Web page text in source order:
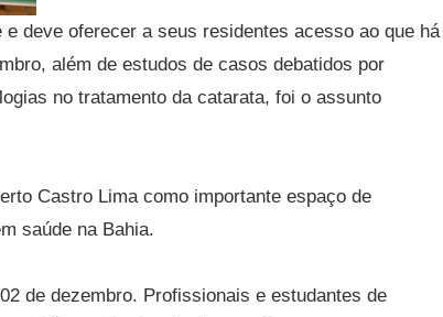
deve oferecer a seus residentes acesso ao que há
além de estudos de casos debatidos por
no tratamento da catarata, foi o assunto
Castro Lima como importante espaço de
saúde na Bahia.
de dezembro. Profissionais e estudantes de